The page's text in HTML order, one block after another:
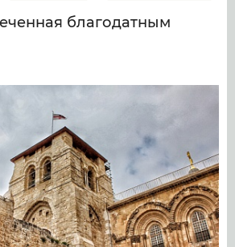
благодатным